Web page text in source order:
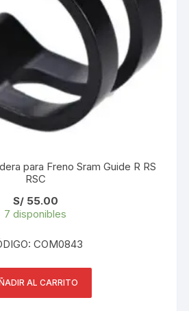
para Freno Sram Guide R RS
RSC
S/55.00
7 disponibles
COM0843
AL CARRITO